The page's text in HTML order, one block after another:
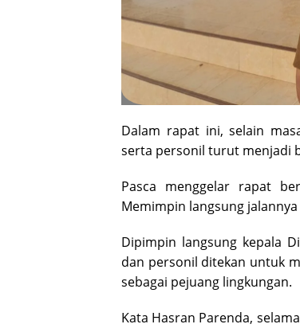
Dalam rapat ini, selain
serta personil turut menjadi
Pasca menggelar rapat
Memimpin langsung
Dipimpin langsung kepala
dan personil ditekan untuk
sebagai pejuang lingkungan.
Kata Hasran Parenda,